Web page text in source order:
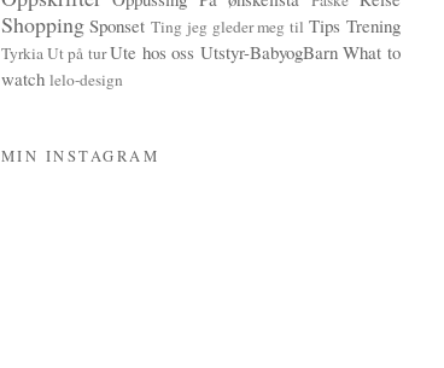
Shopping Sponset Ting jeg gleder meg til Tips Trening
TyrkiaUt på turUte hos oss Utstyr-BabyogBarn What to
watch lelo-design
MIN INSTAGRAM